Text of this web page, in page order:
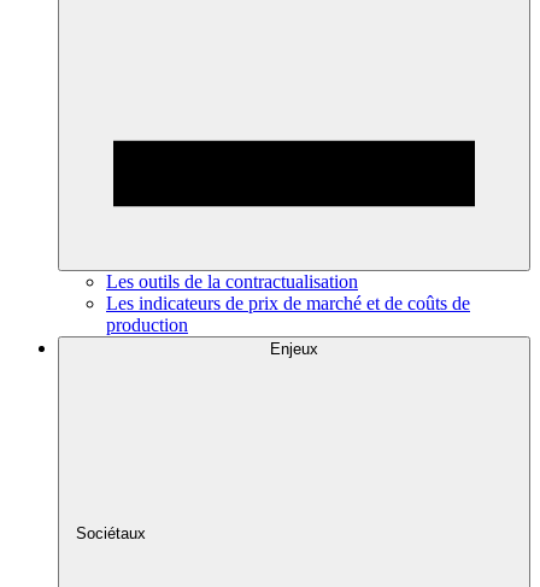
Les outils de la contractualisation
Les indicateurs de prix de marché et de coûts de
production
Enjeux
Sociétaux